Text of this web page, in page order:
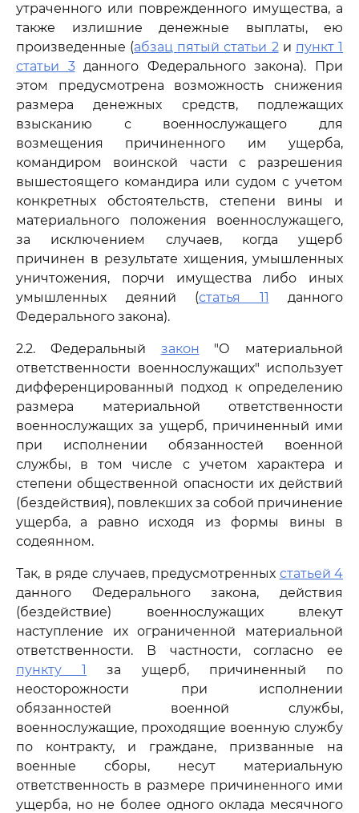
утраченного или поврежденного имущества, а
также излишние денежные выплаты, ею
произведенные (абзац пятый статьи 2и пункт 1
статьи 3данного Федерального закона). При
этом предусмотрена возможность снижения
размера денежных средств, подлежащих
взысканию с военнослужащего для
возмещения причиненного им ущерба,
командиром воинской части с разрешения
вышестоящего командира или судом с учетом
конкретных обстоятельств, степени вины и
материального положения военнослужащего,
за исключением случаев, когда ущерб
причинен в результате хищения, умышленных
уничтожения, порчи имущества либо иных
умышленных деяний (статья 11 данного
Федерального закона).
2.2. Федеральный закон "О материальной
ответственности военнослужащих" использует
дифференцированный подход к определению
размера материальной ответственности
военнослужащих за ущерб, причиненный ими
при исполнении обязанностей военной
службы, в том числе с учетом характера и
степени общественной опасности их действий
(бездействия), повлекших за собой причинение
ущерба, а равно исходя из формы вины в
содеянном.
Так, в ряде случаев, предусмотренных статьей 4
данного Федерального закона, действия
(бездействие) военнослужащих влекут
наступление их ограниченной материальной
ответственности. В частности, согласно ее
пункту 1
за ущерб, причиненный по
неосторожности при исполнении
обязанностей военной службы,
военнослужащие, проходящие военную службу
по контракту, и граждане, призванные на
военные сборы, несут материальную
ответственность в размере причиненного ими
ущерба, но не более одного оклада месячного